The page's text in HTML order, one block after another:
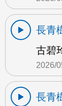
長青
古碧
2026/
長青